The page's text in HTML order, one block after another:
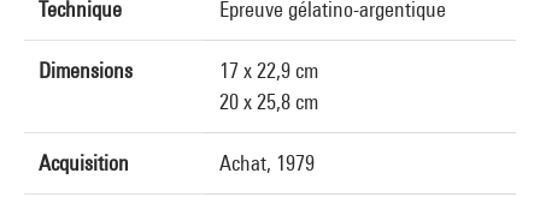
Technique Epreuve gélatino-argentique
Dimensions
17 x 22,9 cm
20 x 25,8 cm
Acquisition Achat, 1979